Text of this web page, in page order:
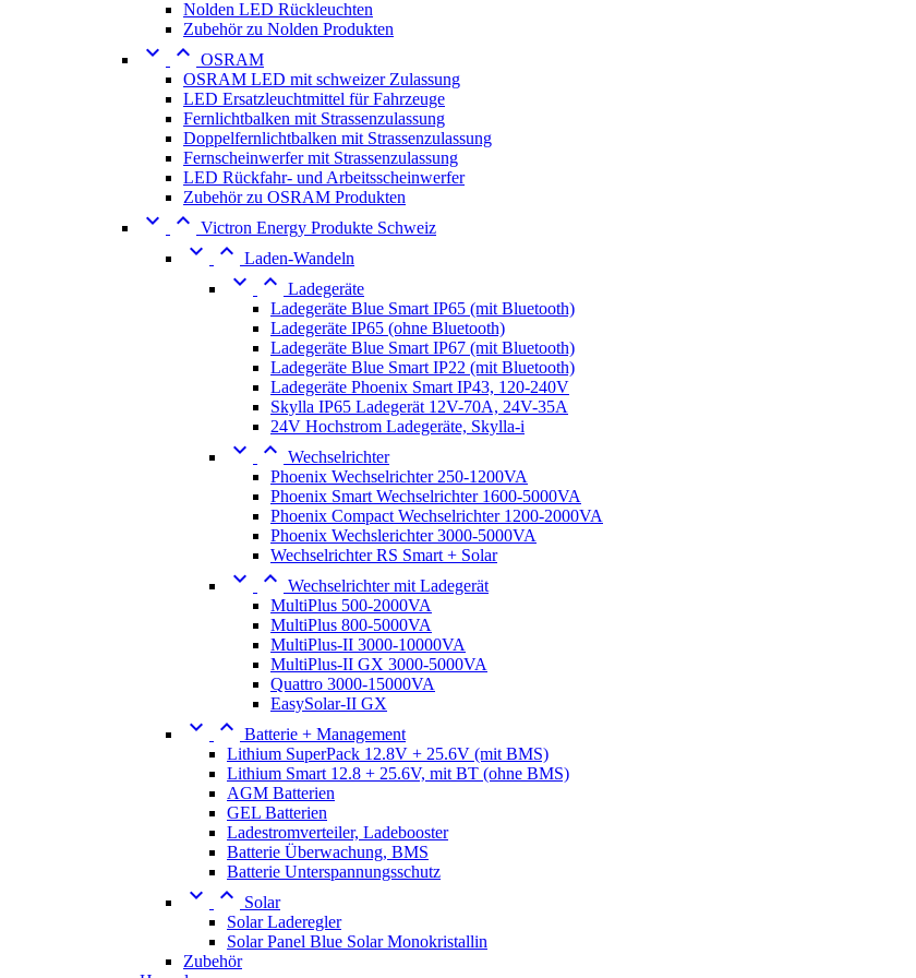
Nolden LED Rückleuchten
Zubehör zu Nolden Produkten
  OSRAM
OSRAM LED mit schweizer Zulassung
LED Ersatzleuchtmittel für Fahrzeuge
Fernlichtbalken mit Strassenzulassung
Doppelfernlichtbalken mit Strassenzulassung
Fernscheinwerfer mit Strassenzulassung
LED Rückfahr- und Arbeitsscheinwerfer
Zubehör zu OSRAM Produkten
  Victron Energy Produkte Schweiz
  Laden-Wandeln
  Ladegeräte
Ladegeräte Blue Smart IP65 (mit Bluetooth)
Ladegeräte IP65 (ohne Bluetooth)
Ladegeräte Blue Smart IP67 (mit Bluetooth)
Ladegeräte Blue Smart IP22 (mit Bluetooth)
Ladegeräte Phoenix Smart IP43, 120-240V
Skylla IP65 Ladegerät 12V-70A, 24V-35A
24V Hochstrom Ladegeräte, Skylla-i
  Wechselrichter
Phoenix Wechselrichter 250-1200VA
Phoenix Smart Wechselrichter 1600-5000VA
Phoenix Compact Wechselrichter 1200-2000VA
Phoenix Wechslerichter 3000-5000VA
Wechselrichter RS Smart + Solar
  Wechselrichter mit Ladegerät
MultiPlus 500-2000VA
MultiPlus 800-5000VA
MultiPlus-II 3000-10000VA
MultiPlus-II GX 3000-5000VA
Quattro 3000-15000VA
EasySolar-II GX
  Batterie + Management
Lithium SuperPack 12.8V + 25.6V (mit BMS)
Lithium Smart 12.8 + 25.6V, mit BT (ohne BMS)
AGM Batterien
GEL Batterien
Ladestromverteiler, Ladebooster
Batterie Überwachung, BMS
Batterie Unterspannungsschutz
 
Solar
Solar Laderegler
Solar Panel Blue Solar Monokristallin
Zubehör